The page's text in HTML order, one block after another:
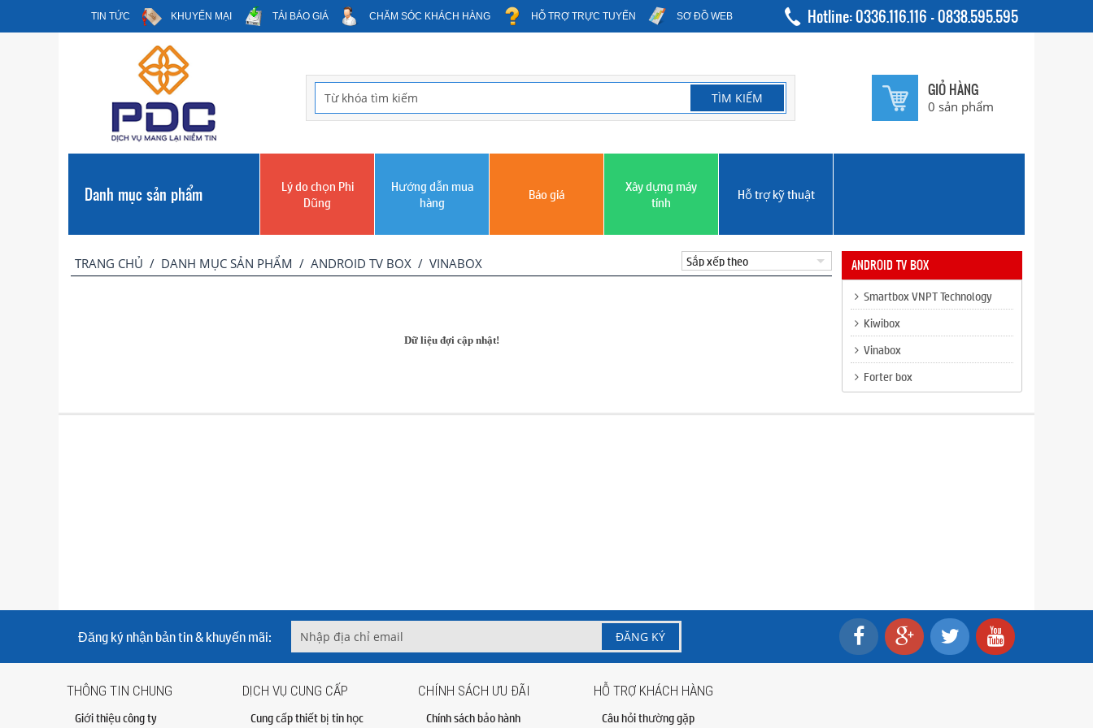
TIN TỨC KHUYẾN MẠI TẢI BÁO GIÁ CHĂM SÓC KHÁCH HÀNG HỖ TRỢ TRỰC TUYẾN SƠ ĐỒ WEB Hotline: 0336.116.116 - 0838.595.595
GIỎ HÀNG
0 sản phẩm
Danh mục sản phẩm
Lý do chọn Phi
Dũng
Hướng dẫn mua
hàng
Báo giá
Xây dựng máy
tính
Hỗ trợ kỹ thuật
TRANG CHỦ / DANH MỤC SẢN PHẨM / ANDROID TV BOX / VINABOX
Dữ liệu đợi cập nhật!
ANDROID TV BOX
Smartbox VNPT Technology
Kiwibox
Vinabox
Forter box
Đăng ký nhận bản tin & khuyến mãi:
THÔNG TIN CHUNG
Giới thiệu công ty
DỊCH VỤ CUNG CẤP
Cung cấp thiết bị tin học
CHÍNH SÁCH ƯU ĐÃI
Chính sách bảo hành
HỖ TRỢ KHÁCH HÀNG
Câu hỏi thường gặp